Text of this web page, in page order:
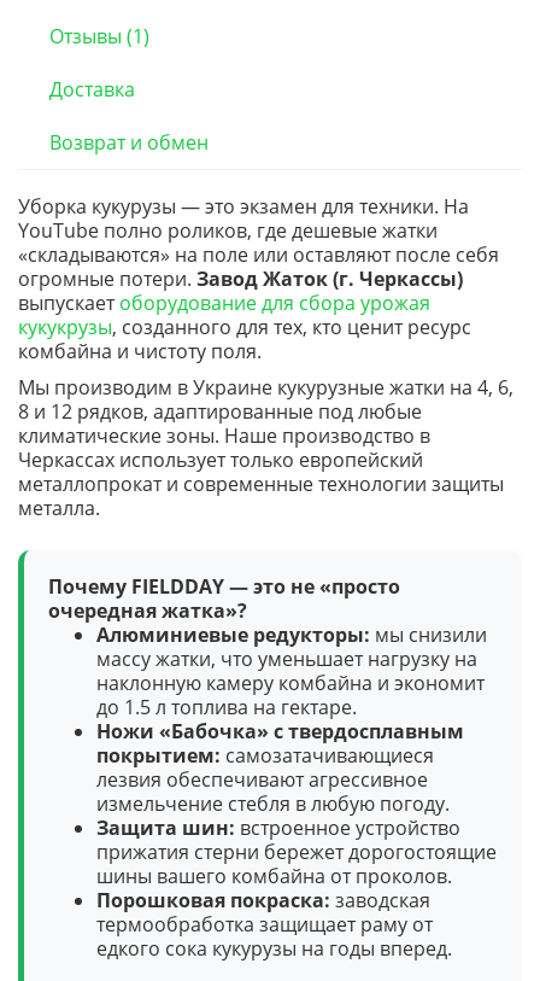
Отзывы (1)
Доставка
Возврат и обмен
Уборка кукурузы — это экзамен для техники. На
YouTube полно роликов, где дешевые жатки
«складываются» на поле или оставляют после себя
огромные потери. Завод Жаток (г. Черкассы)
выпускаетоборудование для сбора урожая
кукукрузы, созданного для тех, кто ценит ресурс
комбайна и чистоту поля.
Мы производим в Украине кукурузные жатки на 4, 6,
8 и 12 рядков, адаптированные под любые
климатические зоны. Наше производство в
Черкассах использует только европейский
металлопрокат и современные технологии защиты
металла.
Почему FIELDDAY — это не «просто
очередная жатка»?
Алюминиевые редукторы: мы снизили
массу жатки, что уменьшает нагрузку на
наклонную камеру комбайна и экономит
до 1.5 л топлива на гектаре.
Ножи «Бабочка» с твердосплавным
покрытием: самозатачивающиеся
лезвия обеспечивают агрессивное
измельчение стебля в любую погоду.
Защита шин: встроенное устройство
прижатия стерни бережет дорогостоящие
шины вашего комбайна от проколов.
Порошковая покраска: заводская
термообработка защищает раму от
едкого сока кукурузы на годы вперед.